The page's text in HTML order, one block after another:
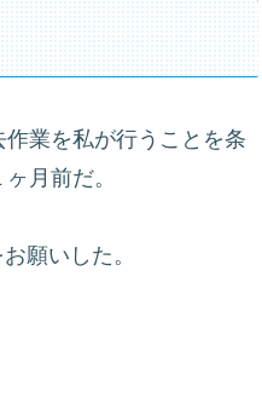
業を私が行うことを条
月前だ。
願いした。